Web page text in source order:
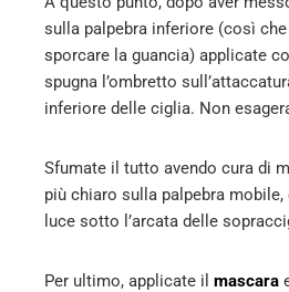
sulla palpebra inferiore (così che
sporcare la guancia) applicate
spugna l’ombretto
inferiore delle ciglia. Non
Sfumate il tutto avendo cura di
più chiaro sulla palpebra
luce sotto l’arcata delle
Per ultimo, applicate il mascara